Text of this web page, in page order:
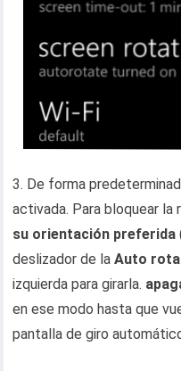
3. De forma
activada. Para bloquear la
su orientación preferida
deslizador de la Auto
izquierda para girarla.
en ese modo hasta que
pantalla de giro